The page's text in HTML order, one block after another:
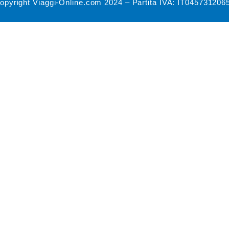
Viaggi-Online.com 2024 – Partita IVA: